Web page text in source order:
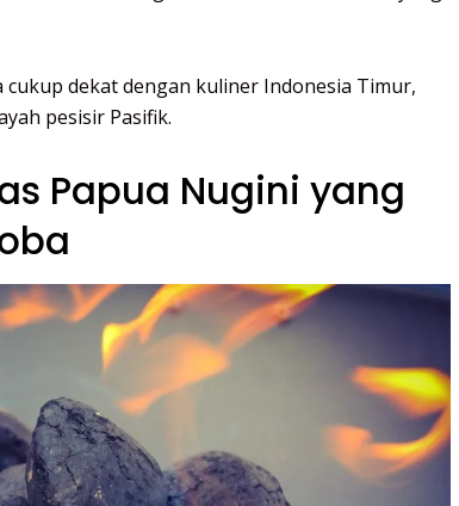
dekat dengan kuliner Indonesia Timur,
pesisir Pasifik.
Papua Nugini yang